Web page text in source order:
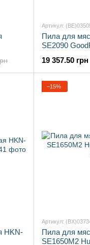
Артикул:
Пила для
SE2090
19 357.50 грн
HKN-
−15%
Артикул:
Пила для
SE1650M2